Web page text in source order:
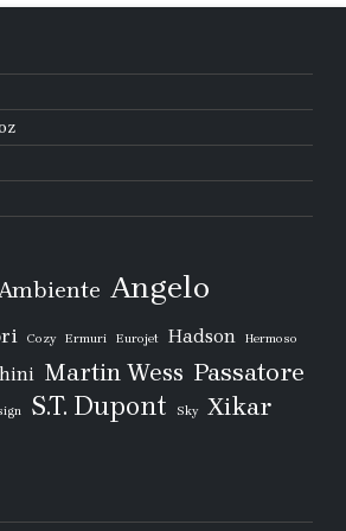
Ambiente Angelo
Cozy Ermuri Eurojet Hadson Hermoso
Martin Wess Passatore
S.T. Dupont Sky Xikar